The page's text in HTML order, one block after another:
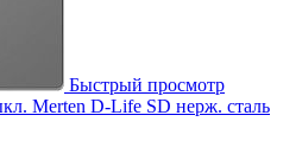
Быстрый просмотр
Merten D-Life SD нерж. сталь